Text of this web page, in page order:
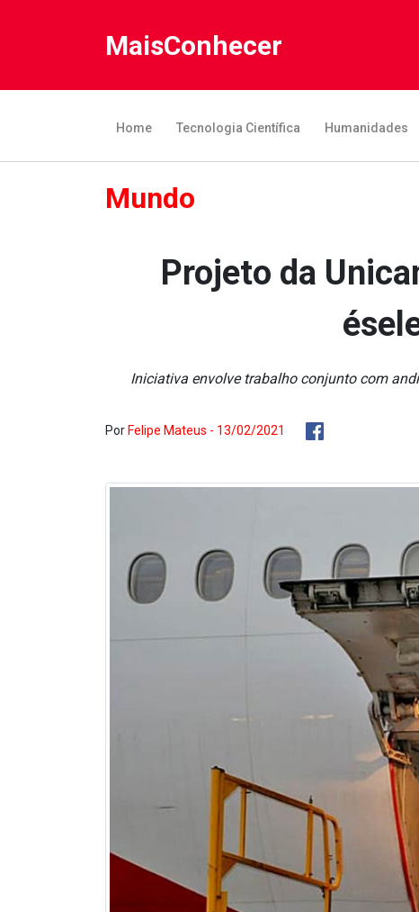
MaisConhecer
Home Tecnologia Científica Humanidades
Mundo
Projeto da
Iniciativa envolve trabalho conjunto com
Por Felipe Mateus - 13/02/2021